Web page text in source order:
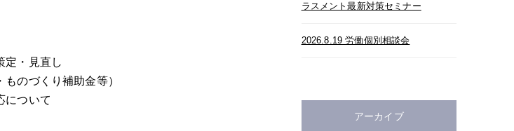
・見直し
づくり補助金等）
ついて
ラスメント最新対策セミナー
2026.8.19 労働個別相談会
アーカイブ